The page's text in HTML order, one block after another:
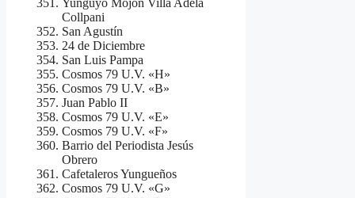
Yunguyo Mojón Villa Adela
Collpani
San Agustín
24 de Diciembre
San Luis Pampa
Cosmos 79 U.V. «H»
Cosmos 79 U.V. «B»
Juan Pablo II
Cosmos 79 U.V. «E»
Cosmos 79 U.V. «F»
Barrio del Periodista Jesús
Obrero
Cafetaleros Yungueños
Cosmos 79 U.V. «G»